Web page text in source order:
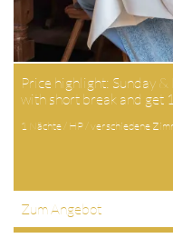
Price highlight: Sunday
with short break and get
1 Nächte / HP / verschiedene
Zum Angebot